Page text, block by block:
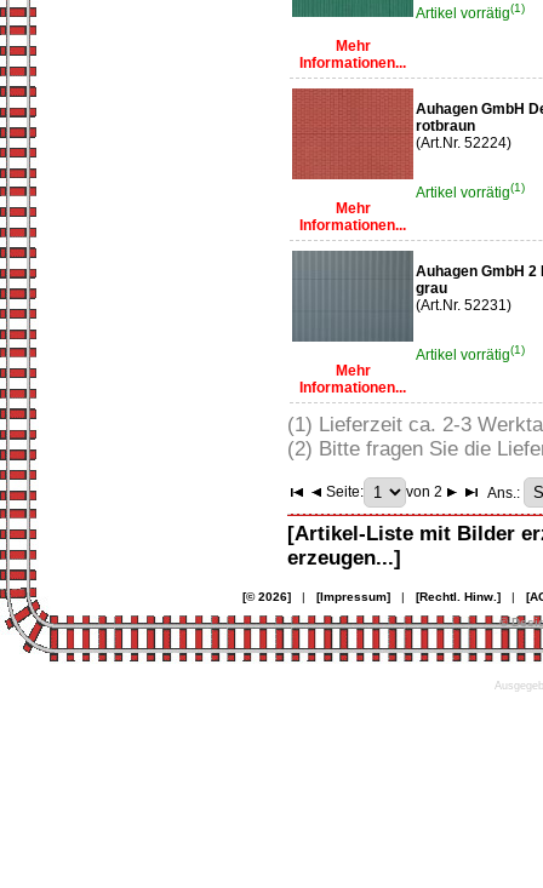
Mehr
Informationen...
Artikel vorrätig(1)
Mehr
Informationen...
Auhagen GmbH
rotbraun
(Art.Nr. 52224)
Artikel vorrätig(1)
Mehr
Informationen...
Auhagen GmbH
grau
(Art.Nr. 52231)
Artikel vorrätig(1)
(1) Lieferzeit ca. 2-3
(2) Bitte fragen Sie die
Seite: von 2 Ans.:
[Artikel-Liste mit Bilder
erzeugen...]
[© 2026]| [Impressum]| [Rechtl. Hinw.]|
©